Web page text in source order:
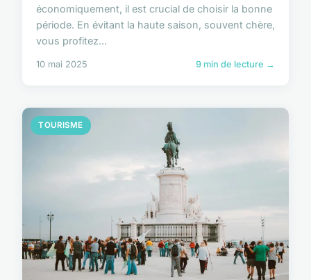
économiquement, il est crucial de choisir la bonne
période. En évitant la haute saison, souvent chère,
vous profitez...
10 mai 2025 9 min de lecture →
TOURISME